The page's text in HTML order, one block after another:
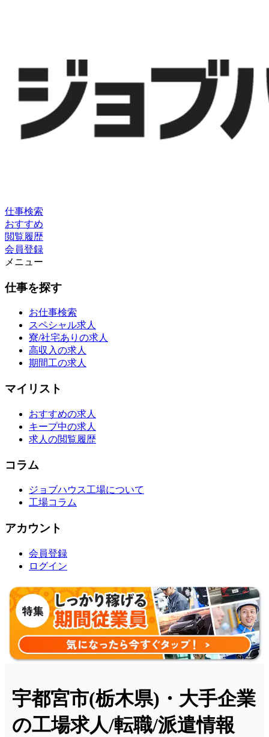
仕事検索
おすすめ
閲覧履歴
会員登録
メニュー
仕事を探す
お仕事検索
スペシャル求人
寮/社宅ありの求人
高収入の求人
期間工の求人
マイリスト
おすすめの求人
キープ中の求人
求人の閲覧履歴
コラム
ジョブハウス工場について
工場コラム
アカウント
会員登録
ログイン
宇都宮市(栃木県)・大手企業
の工場求人/転職/派遣情報